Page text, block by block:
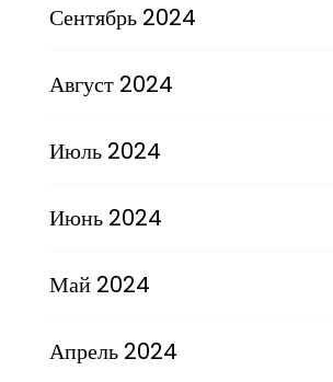
Сентябрь 2024
Август 2024
Июль 2024
Июнь 2024
Май 2024
Апрель 2024